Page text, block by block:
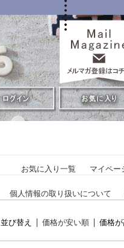
お気に入り一覧 マイペー
個人情報の取り扱いについて
並び替え 価格が安い順 価格